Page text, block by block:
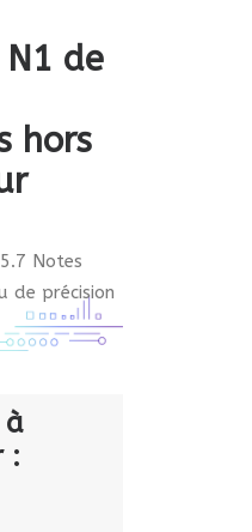
de
hors
Notes
de précision
à
: